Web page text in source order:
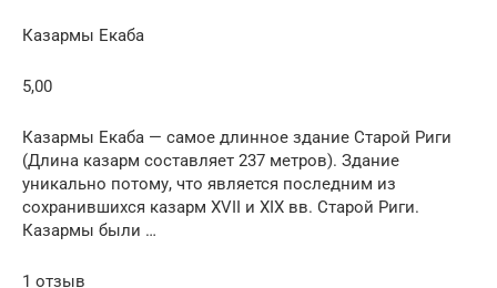
Казармы Екаба
5,00
Казармы Екаба — самое длинное здание Старой Риги
(Длина казарм составляет 237 метров). Здание
уникально потому, что является последним из
сохранившихся казарм XVII и XIX вв. Старой Риги.
Казармы были …
1 отзыв